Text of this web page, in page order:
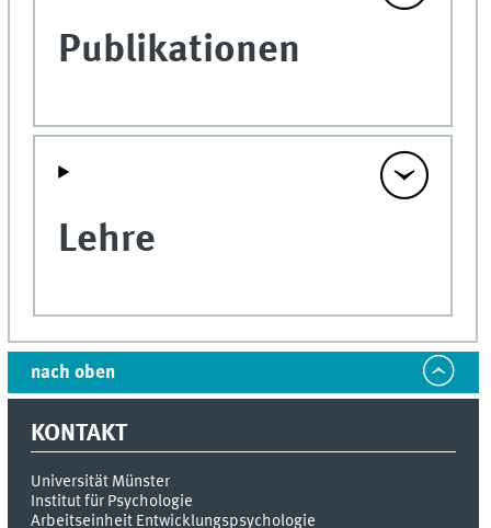
Publikationen
Lehre
nach oben
KONTAKT
Universität Münster
Institut für Psychologie
Arbeitseinheit Entwicklungspsychologie